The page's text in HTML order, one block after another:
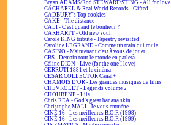
Bryan ADAMS/Rod STEWART/STING - All for love
CACHAREL & Real World Records - Gifted
CADBURY's Top cookies
CAKE - The distance
CALI - C'est quand le bonheur ?
CARHARTT - Old new soul
Carole KING tribute - Tapestry revisited
Caroline LEGRAND - Comme un train qui roule
CASINO - Maintenant c'est à vous de jouer
CBS - Demain tout le monde en parlera
Céline DION - Live (for the one I love)
CERRUTI 1881 et le cinéma
CESAR COLLECTOR Canal+
CHAMOIS D'OR - Les grandes musiques de films
CHEVROLET - Legends volume 2
CHOUBENE - Lila
Chris REA - God's great banana skin
Christophe MALI - Je vous emmène
CINÉ 16 - Les meilleures B.O.F. (1998)
CINÉ 16 - Les meilleures B.O.F. (1999)